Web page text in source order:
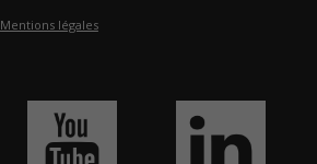
Mentions légales